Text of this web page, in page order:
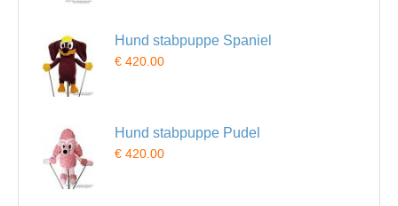
Hund stabpuppe Spaniel
€ 420.00
Hund stabpuppe Pudel
€ 420.00